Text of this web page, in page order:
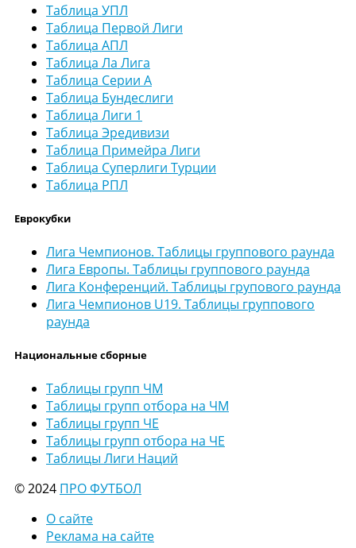
Таблица УПЛ
Таблица Первой Лиги
Таблица АПЛ
Таблица Ла Лига
Таблица Серии А
Таблица Бундеслиги
Таблица Лиги 1
Таблица Эредивизи
Таблица Примейра Лиги
Таблица Суперлиги Турции
Таблица РПЛ
Еврокубки
Лига Чемпионов. Таблицы группового раунда
Лига Европы. Таблицы группового раунда
Лига Конференций. Таблицы групового раунда
Лига Чемпионов U19. Таблицы группового
раунда
Национальные сборные
Таблицы групп ЧМ
Таблицы групп отбора на ЧМ
Таблицы групп ЧЕ
Таблицы групп отбора на ЧЕ
Таблицы Лиги Наций
© 2024 ПРО ФУТБОЛ
О сайте
Реклама на сайте